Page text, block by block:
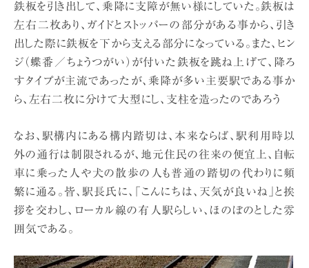
鉄板を引き出して、乗降に支障が無い様にしていた。鉄板は
左右二枚あり、ガイドとストッパーの部分がある事から、引き
出した際に鉄板を下から支える部分になっている。また、ヒン
ジ（蝶番／ちょうつがい）が付いた鉄板を跳ね上げて、降ろ
すタイプが主流であったが、乗降が多い主要駅である事か
ら、左右二枚に分けて大型にし、支柱を造ったのであろう
なお、駅構内にある構内踏切は、本来ならば、駅利用時以
外の通行は制限されるが、地元住民の往来の便宜上、自転
車に乗った人や犬の散歩の人も普通の踏切の代わりに頻
繁に通る。皆、駅長氏に、「こんにちは、天気が良いね」と挨
拶を交わし、ローカル線の有人駅らしい、ほのぼのとした雰
囲気である。